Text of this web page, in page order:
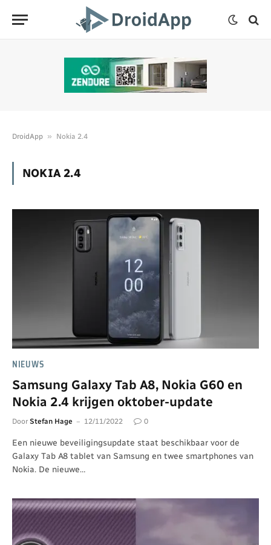
DroidApp » Nokia 2.4
NOKIA 2.4
NIEUWS
Samsung Galaxy Tab A8, Nokia G60 en
Nokia 2.4 krijgen oktober-update
Door Stefan Hage 12/11/2022 0
Een nieuwe beveiligingsupdate staat beschikbaar voor de
Galaxy Tab A8 tablet van Samsung en twee smartphones van
Nokia. De nieuwe…